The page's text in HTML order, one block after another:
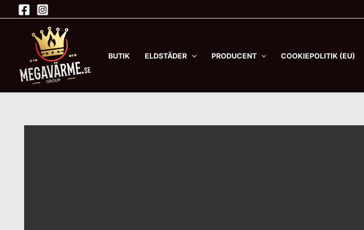
Hoppa
till
BUTIK ELDSTÄDER PRODUCENT COOKIEPOLITIK (EU)